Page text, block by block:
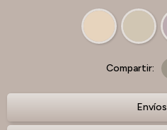
Envíos